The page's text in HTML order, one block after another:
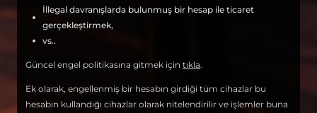
İllegal davranışlarda bulunmuş bir hesap ile ticaret
gerçekleştirmek,
vs..
Güncel engel politikasına gitmek için tıkla.
Ek olarak, engellenmiş bir hesabın girdiği tüm cihazlar bu
hesabın kullandığı cihazlar olarak nitelendirilir ve işlemler buna